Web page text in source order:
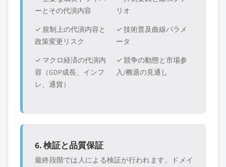
ーとその代演内容
リオ
✓ 規制上の代演内容と
政策変更リスク
✓ 技術普及曲線パラメ
ータ
✓ マクロ経済の代演内
容（GDP成長、インフ
レ、通貨）
✓ 競争の動態と市場参
入/椭退の見通し
6. 検証と品質保証
最終段階では人による検証が行われます。ドメイ